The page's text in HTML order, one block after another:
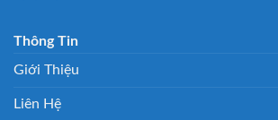
Thông Tin
Giới Thiệu
Liên Hệ